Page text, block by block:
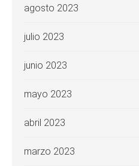
agosto 2023
julio 2023
junio 2023
mayo 2023
abril 2023
marzo 2023